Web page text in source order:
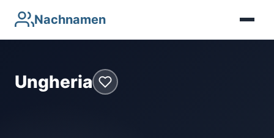
Nachnamen
Ungheria